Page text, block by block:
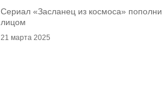
Сериал «Засланец из космоса»
лицом
21 марта 2025